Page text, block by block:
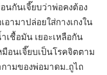
นกันเจี๊ยบว่าพ่อคงต้อง
อามาปล่อยใส่กางเกงใน
เชื้อมัน เยอะเหลือกัน
มือนเจี๊ยบเป็นโรคจิตตาม
ามของพ่อมาดม..ถูไถ